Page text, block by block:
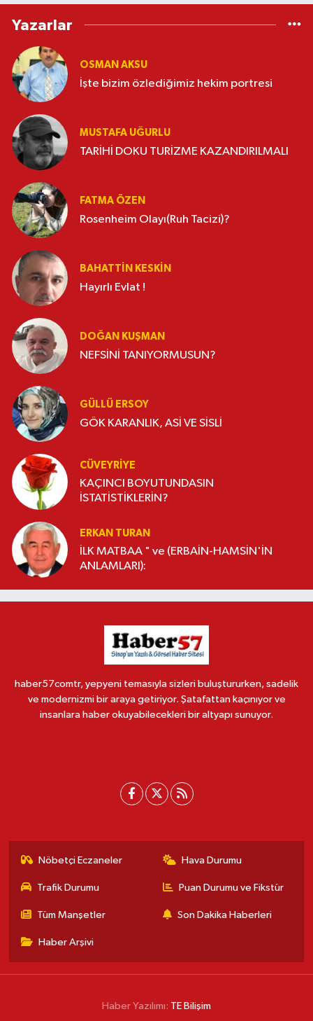
Yazarlar
OSMAN AKSU
İşte bizim özlediğimiz hekim portresi
MUSTAFA UĞURLU
TARİHİ DOKU TURİZME KAZANDIRILMALI
FATMA ÖZEN
Rosenheim Olayı(Ruh Tacizi)?
BAHATTIN KESKİN
Hayırlı Evlat !
DOĞAN KUŞMAN
NEFSİNİ TANIYORMUSUN?
GÜLLÜ ERSOY
GÖK KARANLIK, ASİ VE SİSLİ
CÜVEYRIYE
KAÇINCI BOYUTUNDASIN
İSTATİSTİKLERİN?
ERKAN TURAN
İLK MATBAA " ve (ERBAİN-HAMSİN'İN
ANLAMLARI):
haber57comtr, yepyeni temasıyla sizleri buluştururken, sadelik
ve modernizmi bir araya getiriyor. Şatafattan kaçınıyor ve
insanlara haber okuyabilecekleri bir altyapı sunuyor.
Nöbetçi Eczaneler Hava Durumu
Trafik Durumu Puan Durumu ve Fikstür
Tüm Manşetler Son Dakika Haberleri
Haber Arşivi
Haber Yazılımı: TE Bilişim